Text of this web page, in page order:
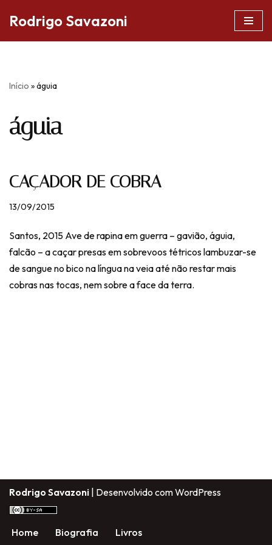
conteúdo
Rodrigo Savazoni
Início »águia
águia
CAÇADOR DE COBRA
13/09/2015
Santos, 2015 Ave de rapina em guerra – gavião, águia,
falcão – a caçar presas em sobrevoos tétricos lambuzar-se
de sangue no bico na língua na veia até não restar mais
cobras nas tocas, nem sobre a face da terra.
Rodrigo Savazoni | Desenvolvido comWordPress
Home Biografia Livros